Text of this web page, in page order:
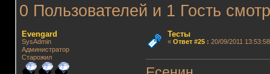
0 Пользователей и 1 Гость
Evengard
SysAdmin
Администратор
Старожил
Тесты
« Ответ #25: 20/09/2011